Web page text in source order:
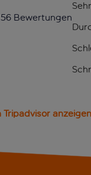
Bewertungen
anzeigen